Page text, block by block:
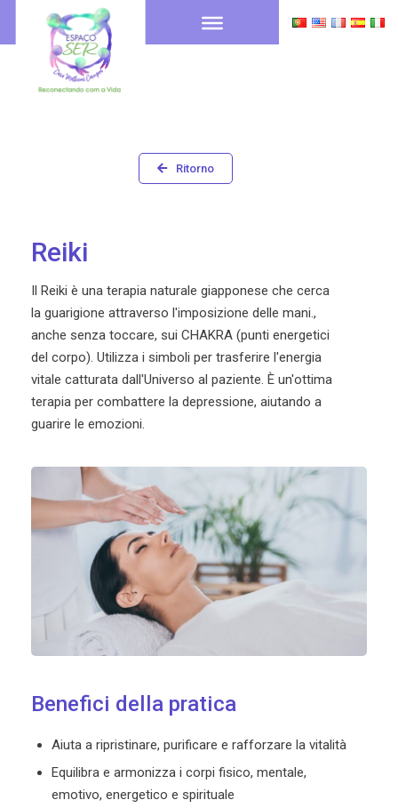
Ritorno
Reiki
Il Reiki è una terapia naturale giapponese che cerca
la guarigione attraverso l'imposizione delle mani.,
anche senza toccare, sui CHAKRA (punti energetici
del corpo). Utilizza i simboli per trasferire l'energia
vitale catturata dall'Universo al paziente. È un'ottima
terapia per combattere la depressione, aiutando a
guarire le emozioni.
Benefici della pratica
Aiuta a ripristinare, purificare e rafforzare la vitalità
Equilibra e armonizza i corpi fisico, mentale,
emotivo, energetico e spirituale